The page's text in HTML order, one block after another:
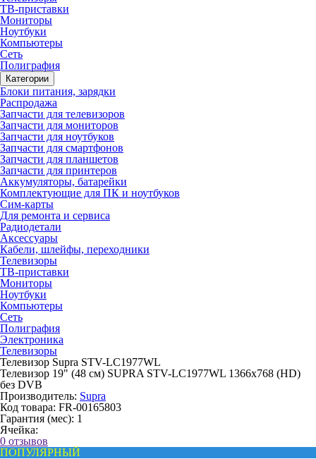
ТВ-приставки
Мониторы
Ноутбуки
Компьютеры
Сеть
Полиграфия
Категории
Блоки питания, зарядки
Распродажа
Запчасти для телевизоров
Запчасти для мониторов
Запчасти для ноутбуков
Запчасти для смартфонов
Запчасти для планшетов
Запчасти для принтеров
Аккумуляторы, батарейки
Комплектующие для ПК и ноутбуков
Сим-карты
Для ремонта и сервиса
Радиодетали
Аксессуары
Кабели, шлейфы, переходники
Телевизоры
ТВ-приставки
Мониторы
Ноутбуки
Компьютеры
Сеть
Полиграфия
Электроника
Телевизоры
Телевизор Supra STV-LC1977WL
Телевизор 19" (48 см) SUPRA STV-LC1977WL 1366x768 (HD)
без DVB
Производитель: Supra
Код товара: FR-00165803
Гарантия (мес): 1
Ячейка:
0 отзывов
ПОПУЛЯРНЫЙ